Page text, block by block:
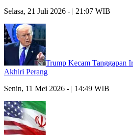
Selasa, 21 Juli 2026 - | 21:07 WIB
Trump Kecam Tanggapan
Akhiri Perang
Senin, 11 Mei 2026 - | 14:49 WIB